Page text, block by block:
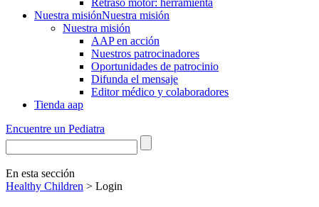
Retraso motor: herramienta
Nuestra misiónNuestra misión
Nuestra misión
AAP en acción
Nuestros patrocinadores
Oportunidades de patrocinio
Difunda el mensaje
Editor médico y colaboradores
Tienda aap
Encuentre un Pediatra
En esta sección
Healthy Children > Login